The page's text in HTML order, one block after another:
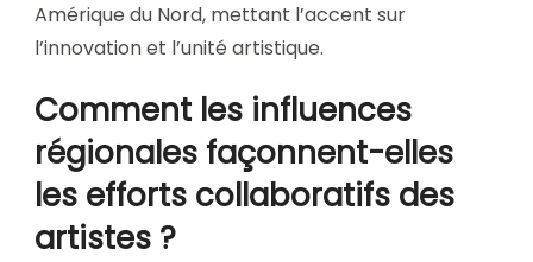
Amérique du Nord, mettant l’accent sur
l’innovation et l’unité artistique.
Comment les influences
régionales façonnent-elles
les efforts collaboratifs des
artistes ?